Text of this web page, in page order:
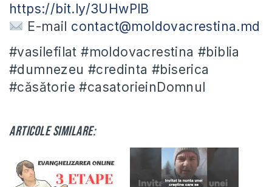
https://bit.ly/3UHwPlB
E-mail contact@moldovacrestina.md
#vasilefilat #moldovacrestina #biblia
#dumnezeu #credinta #biserica
#căsătorie #casatorieinDomnul
Articole similare: